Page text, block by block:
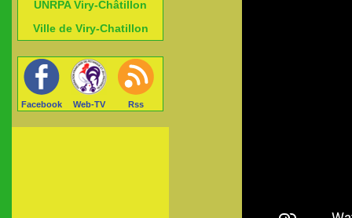
UNRPA Viry-Châtillon
Ville de Viry-Chatillon
Facebook Web-TV Rss